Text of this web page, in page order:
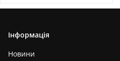
Інформація
Новини